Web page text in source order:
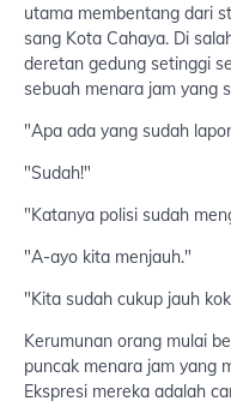
utama membentang dari
sang Kota Cahaya. Di
deretan gedung setinggi
sebuah menara jam yang
"Apa ada yang sudah
"Sudah!"
"Katanya polisi sudah
"A-ayo kita menjauh."
"Kita sudah cukup jauh
Kerumunan orang mulai
puncak menara jam yang
Ekspresi mereka adalah